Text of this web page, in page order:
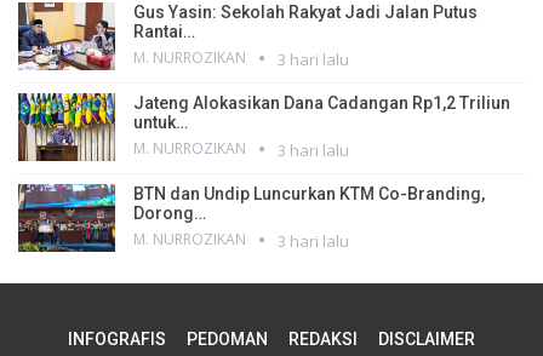
Gus Yasin: Sekolah Rakyat Jadi Jalan Putus
Rantai…
M. NURROZIKAN 3 hari lalu
Jateng Alokasikan Dana Cadangan Rp1,2 Triliun
untuk…
M. NURROZIKAN 3 hari lalu
BTN dan Undip Luncurkan KTM Co-Branding,
Dorong…
M. NURROZIKAN 3 hari lalu
INFOGRAFIS PEDOMAN REDAKSI DISCLAIMER